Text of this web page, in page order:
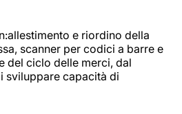
e riordino della
scanner per codici a barre e
del ciclo delle merci, dal
sviluppare capacità di